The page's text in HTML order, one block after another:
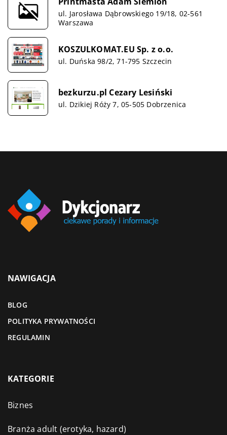
ul. Jarosława Dąbrowskiego 19/18, 02-561
Warszawa
KOSZULKOMAT.EU Sp. z o.o.
ul. Duńska 98/2, 71-795 Szczecin
bezkurzu.pl Cezary Lesiński
ul. Dzikiej Róży 7, 05-505 Dobrzenica
NAWIGACJA
BLOG
POLITYKA PRYWATNOŚCI
REGULAMIN
KATEGORIE
Biznes
Branża adult (erotyka, hazard)